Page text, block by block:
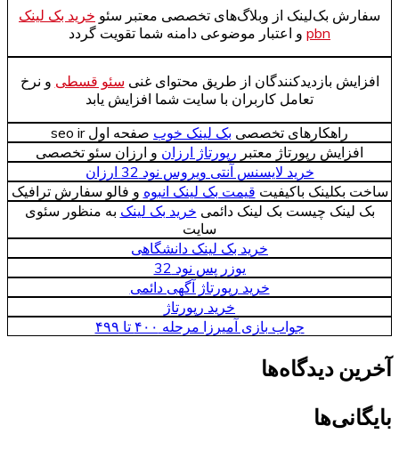
سفارش بک‌لینک از وبلاگ‌های تخصصی معتبر سئو خرید بک لینک
pbn و اعتبار موضوعی دامنه شما تقویت گردد
افزایش بازدیدکنندگان از طریق محتوای غنی سئو قسطی و نرخ
تعامل کاربران با سایت شما افزایش یابد
راهکارهای تخصصی بک لینک خوب صفحه اول seo ir
افزایش رپورتاژ معتبر رپورتاژ ارزان و ارزان سئو تخصصی
خرید لایسنس آنتی ویروس نود 32 ارزان
ساخت بکلینک باکیفیت قیمت بک لینک انبوه و فالو سفارش ترافیک
بک لینک چیست بک لینک دائمی خرید بک لینک به منظور سئوی
سایت
خرید بک لینک دانشگاهی
یوزر پس نود 32
خرید رپورتاژ آگهی دائمی
خرید رپورتاژ
جواب بازی آمیرزا مرحله ۴۰۰ تا ۴۹۹
آخرین دیدگاه‌ها
بایگانی‌ها